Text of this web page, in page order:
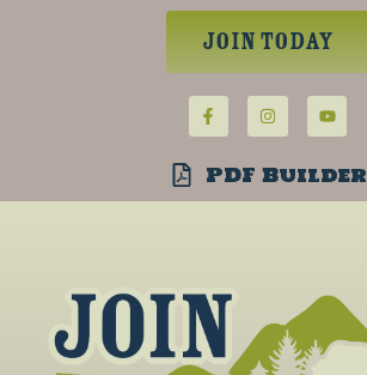
PDF Builder
Join Today